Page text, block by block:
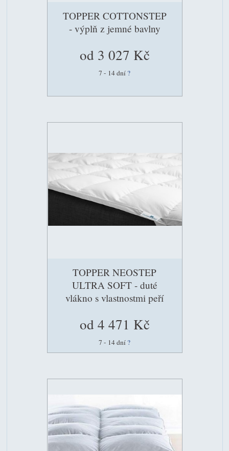
TOPPER COTTONSTEP
- výplň z jemné bavlny
od 3 027 Kč
7 - 14 dní ?
TOPPER NEOSTEP
ULTRA SOFT - duté
vlákno s vlastnostmi peří
od 4 471 Kč
7 - 14 dní ?